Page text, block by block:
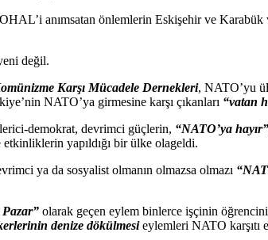
OHAL’i anımsatan önlemlerin Eskişehir ve
değil.
Karşı Mücadele Dernekleri, NATO’yu
NATO’ya girmesine karşı çıkanları “vatan
demokrat, devrimci güçlerin, “NATO’ya
etkinliklerin yapıldığı bir ülke olageldi.
ya da sosyalist olmanın olmazsa olmazı
Pazar” olarak geçen eylem binlerce işçinin
denize dökülmesieylemleri NATO karşıtı